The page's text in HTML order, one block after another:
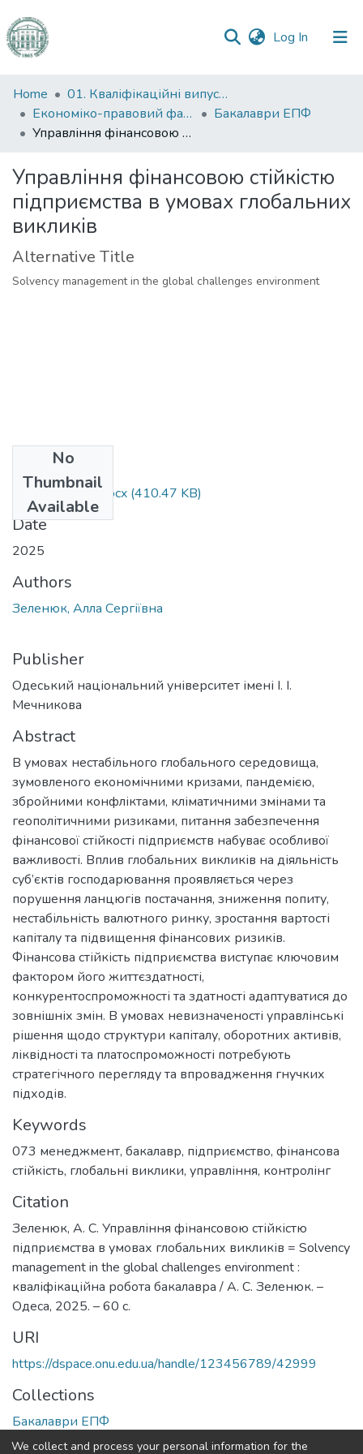
Log In (current)
Communities
&
Collections
Statistics
Home
01. Кваліфікаційні випускні роботи здобувачів вищої освіти
Економіко-правовий факультет
Бакалаври ЕПФ
Управління фінансовою стійкістю підприємства в умовах глобальних викликів
Управління фінансовою стійкістю
підприємства в умовах глобальних
викликів
Alternative Title
Solvency management in the global challenges environment
No
Thumbnail
Available
073_Зеленюк.docx (410.47 KB)
Date
2025
Authors
Зеленюк, Алла Сергіївна
Publisher
Одеський національний університет імені І. І.
Мечникова
Abstract
В умовах нестабільного глобального середовища,
зумовленого економічними кризами, пандемією,
збройними конфліктами, кліматичними змінами та
геополітичними ризиками, питання забезпечення
фінансової стійкості підприємств набуває особливої
важливості. Вплив глобальних викликів на діяльність
суб’єктів господарювання проявляється через
порушення ланцюгів постачання, зниження попиту,
нестабільність валютного ринку, зростання вартості
капіталу та підвищення фінансових ризиків.
Фінансова стійкість підприємства виступає ключовим
фактором його життєздатності,
конкурентоспроможності та здатності адаптуватися до
зовнішніх змін. В умовах невизначеності управлінські
рішення щодо структури капіталу, оборотних активів,
ліквідності та платоспроможності потребують
стратегічного перегляду та впровадження гнучких
підходів.
Keywords
073 менеджмент, бакалавр, підприємство, фінансова
стійкість, глобальні виклики, управління, контролінг
Citation
Зеленюк, А. С. Управління фінансовою стійкістю
підприємства в умовах глобальних викликів = Solvency
management in the global challenges environment :
кваліфікаційна робота бакалавра / А. С. Зеленюк. –
Одеса, 2025. – 60 с.
URI
https://dspace.onu.edu.ua/handle/123456789/42999
Collections
Бакалаври ЕПФ
We collect and process your personal information for the